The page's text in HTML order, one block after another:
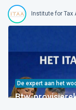
Institute for Tax
De expert aan het
Btw-